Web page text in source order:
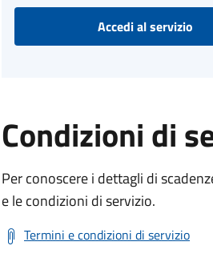
Accedi al servizio
Condizioni di
Per conoscere i dettagli di
e le condizioni di servizio.
Termini e condizioni di servizio